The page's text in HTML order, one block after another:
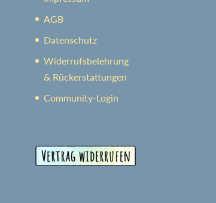
AGB
Datenschutz
Widerrufsbelehrung
& Rückerstattungen
Community-Login